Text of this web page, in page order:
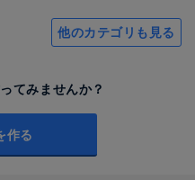
他のカテゴリも見る
てみませんか？
作る